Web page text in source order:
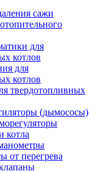
сажи
для
котлов
для
котлов
твердотопливных
(дымососы)
котла
от перегрева